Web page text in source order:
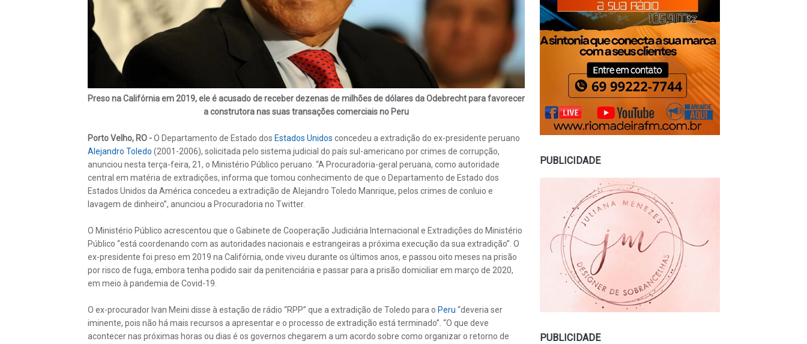
Preso na Califórnia em 2019, ele é acusado de receber dezenas de milhões de dólares da Odebrecht para favorecer
a construtora nas suas transações comerciais no Peru
Porto Velho, RO -O Departamento de Estado dos Estados Unidos concedeu a extradição do ex-presidente peruano
Alejandro Toledo (2001-2006), solicitada pelo sistema judicial do país sul-americano por crimes de corrupção,
anunciou nesta terça-feira, 21, o Ministério Público peruano. “A Procuradoria-geral peruana, como autoridade
central em matéria de extradições, informa que tomou conhecimento de que o Departamento de Estado dos
Estados Unidos da América concedeu a extradição de Alejandro Toledo Manrique, pelos crimes de conluio e
lavagem de dinheiro”, anunciou a Procuradoria no Twitter.
O Ministério Público acrescentou que o Gabinete de Cooperação Judiciária Internacional e Extradições do Ministério
Público “está coordenando com as autoridades nacionais e estrangeiras a próxima execução da sua extradição”. O
ex-presidente foi preso em 2019 na Califórnia, onde viveu durante os últimos anos, e passou oito meses na prisão
por risco de fuga, embora tenha podido sair da penitenciária e passar para a prisão domiciliar em março de 2020,
em meio à pandemia de Covid-19.
O ex-procurador Ivan Meini disse à estação de rádio “RPP” que a extradição de Toledo para o Peru “deveria ser
iminente, pois não há mais recursos a apresentar e o processo de extradição está terminado”. “O que deve
acontecer nas próximas horas ou dias é os governos chegarem a um acordo sobre como organizar o retorno de
PUBLICIDADE
PUBLICIDADE